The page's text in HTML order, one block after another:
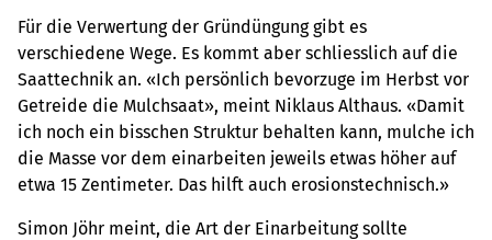
Für die Verwertung der Gründüngung gibt es
verschiedene Wege. Es kommt aber schliesslich auf die
Saattechnik an. «Ich persönlich bevorzuge im Herbst vor
Getreide die Mulchsaat», meint Niklaus Althaus. «Damit
ich noch ein bisschen Struktur behalten kann, mulche ich
die Masse vor dem einarbeiten jeweils etwas höher auf
etwa 15 Zentimeter. Das hilft auch erosionstechnisch.»
Simon Jöhr meint, die Art der Einarbeitung sollte